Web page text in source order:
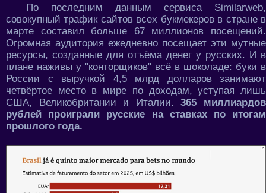
По последним данным сервиса Similarweb,
совокупный трафик сайтов всех букмекеров в стране в
марте составил больше 67 миллионов посещений.
Огромная аудитория ежедневно посещает эти мутные
ресурсы, созданные для отъёма денег у русских. И в
плане наживы у "конторщиков" всё в шоколаде: буки в
России с выручкой 4,5 млрд долларов занимают
четвёртое место в мире по доходам, уступая лишь
США, Великобритании и Италии.365 миллиардов
рублей проиграли русские на ставках по итогам
прошлого года.